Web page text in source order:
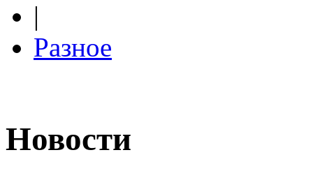
|
Разное
Новости